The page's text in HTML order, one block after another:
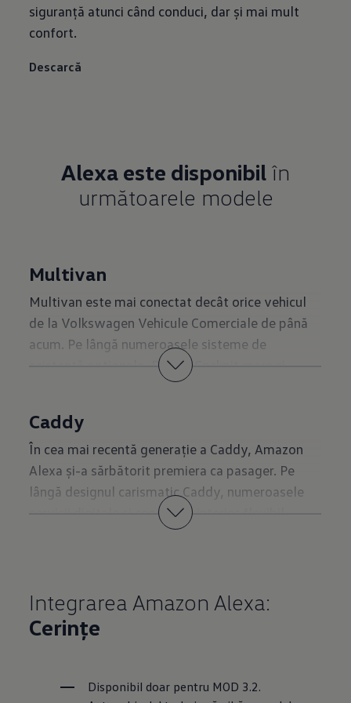
siguranță atunci când conduci, dar și mai mult
confort.
Descarcă
Alexa este disponibil în
următoarele modele
Multivan
Multivan este mai conectat decât orice vehicul
de la Volkswagen Vehicule Comerciale de până
acum. Pe lângă numeroasele sisteme de
asistență opționale, Digital Cockpit mare și
conectivitate modernă, Amazon Alexa poate fi
Către Multivan
Caddy
În cea mai recentă generație a Caddy, Amazon
Alexa și-a sărbătorit premiera ca pasager. Pe
lângă designul carismatic Caddy, numeroasele
servicii digitale și conceptul interior flexibil,
Alexa duce confortul în Caddy la un nou nivel.
Integrarea Amazon Alexa:
Cerințe
Disponibil doar pentru MOD 3.2.